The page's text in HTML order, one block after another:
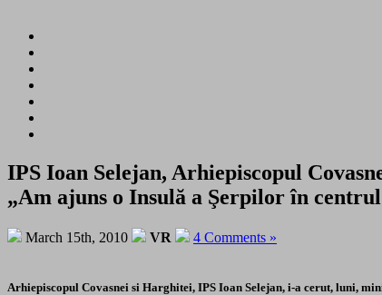
IPS Ioan Selejan, Arhiepiscopul
„Am ajuns o Insulă a Şerpilor în
March 15th, 2010 VR 4 Comments »
Arhiepiscopul Covasnei si Harghitei, IPS Ioan Selejan, i-a cerut, luni,